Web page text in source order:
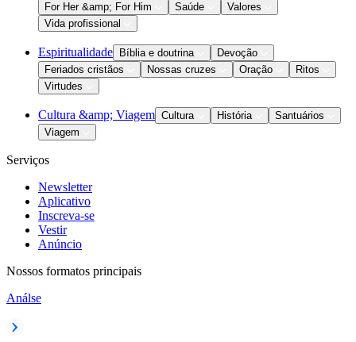
For Her &amp; For Him
Saúde
Valores
Vida profissional
Espiritualidade Bíblia e doutrina
Devoção
Feriados cristãos
Nossas cruzes Oração
Ritos
Virtudes
Cultura &amp; Viagem Cultura História
Santuários
Viagem
Serviços
Newsletter
Aplicativo
Inscreva-se
Vestir
Anúncio
Nossos formatos principais
Análse